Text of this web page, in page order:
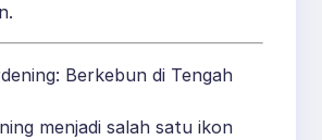
Berkebun di Tengah
menjadi salah satu ikon